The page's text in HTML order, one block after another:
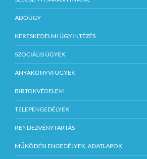
ADÓÜGY
KERESKEDELMI ÜGYINTÉZÉS
SZOCIÁLIS ÜGYEK
ANYAKÖNYVI ÜGYEK
BIRTOKVÉDELEM
TELEPENGEDÉLYEK
RENDEZVÉNYTARTÁS
MŰKÖDÉSI ENGEDÉLYEK, ADATLAPOK